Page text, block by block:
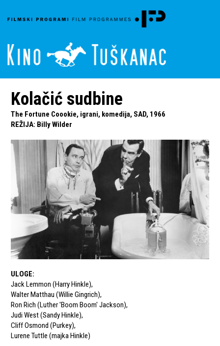
Kolačić sudbine
The Fortune Coookie, igrani, komedija, SAD, 1966
REŽIJA: Billy Wilder
ULOGE:
Jack Lemmon (Harry Hinkle),
Walter Matthau (Willie Gingrich),
Ron Rich (Luther 'Boom Boom' Jackson),
Judi West (Sandy Hinkle),
Cliff Osmond (Purkey),
Lurene Tuttle (majka Hinkle)